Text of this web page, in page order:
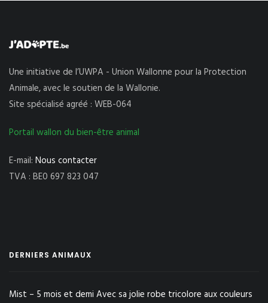
Une initiative de l’UWPA - Union Wallonne pour la Protection
Animale, avec le soutien de la Wallonie.
Site spécialisé agréé : WEB-064
Portail wallon du bien-être animal
E-mail: Nous contacter
TVA : BE0 697 823 047
DERNIERS ANIMAUX
Mist – 5 mois et demi Avec sa jolie robe tricolore aux couleurs